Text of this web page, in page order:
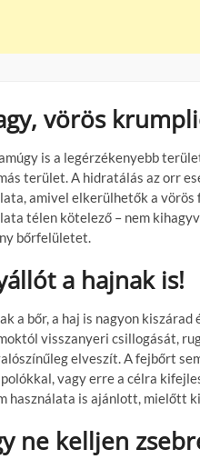
vörös
is a legérzékenyebb
terület. A hidratálás az orr
amivel elkerülhetők a
télen kötelező – nem
bőrfelületet.
a hajnak is!
a bőr, a haj is nagyon
visszanyeri csillogását,
elveszít. A fejbőrt
vagy erre a célra
használata is ajánlott, mielőtt
ne kelljen